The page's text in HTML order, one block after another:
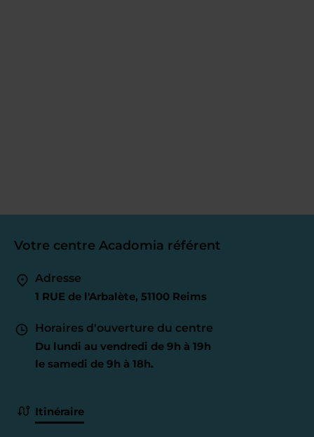
Votre centre Acadomia référent
Adresse
1 RUE de l'Arbalète, 51100 Reims
Horaires d'ouverture du centre
Du lundi au vendredi de 9h à 19h
le samedi de 9h à 18h.
Itinéraire